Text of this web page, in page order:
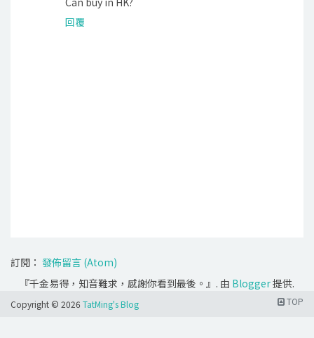
回覆
訂閱： 發佈留言 (Atom)
『千金易得，知音難求，感謝你看到最後。』. 由 Blogger提供.
Copyright © 2026 TatMing's Blog TOP